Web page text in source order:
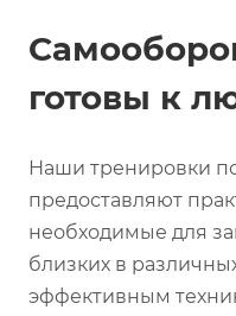
готовы к
Наши тренировки
предоставляют
необходимые для
близких в
эффективным